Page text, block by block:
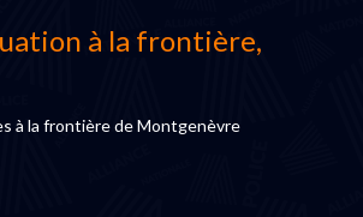
à la frontière,
à la frontière de Montgenèvre